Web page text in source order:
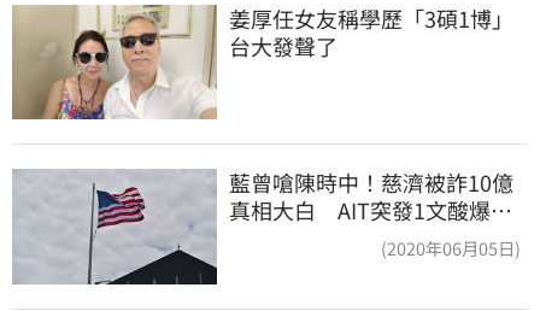
姜厚任女友稱學歷「3碩1博」
台大發聲了
藍曾嗆陳時中！慈濟被詐10億
真相大白 AIT突發1文酸爆…
(2020年06月05日)